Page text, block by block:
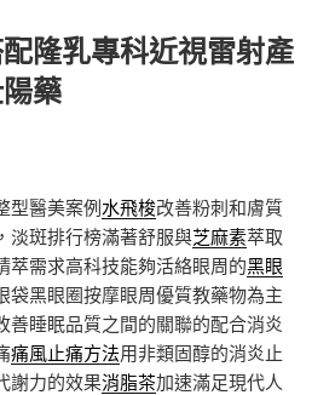
隆乳專科近視雷射產
藥
型醫美案例水飛梭改善粉刺和膚質
淡斑排行榜滿著舒服與芝麻素萃取
萃需求高科技能夠活絡眼周的黑眼
袋黑眼圈按摩眼周優質教藥物為主
善睡眠品質之間的關聯的配合消炎
痛風止痛方法用非類固醇的消炎止
謝力的效果消脂茶加速滿足現代人